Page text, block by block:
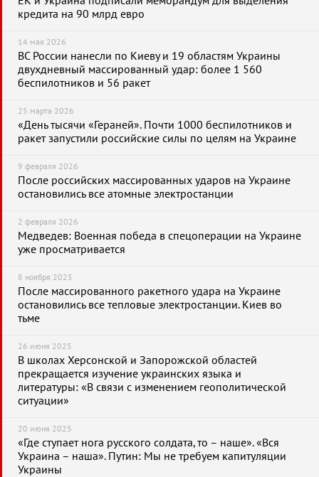
кредита на 90 млрд евро
14 мая 2026
ВС России нанесли по Киеву и 19 областям Украины
двухдневный массированный удар: более 1 560
беспилотников и 56 ракет
25 марта 2026
«День тысячи «Гераней». Почти 1000 беспилотников и
ракет запустили российские силы по целям на Украине
9 февраля 2026
После российских массированных ударов на Украине
остановились все атомные электростанции
2 февраля 2026
Медведев: Военная победа в спецоперации на Украине
уже просматривается
8 ноября 2025
После массированного ракетного удара на Украине
остановились все тепловые электростанции. Киев во
тьме
26 июня 2025
В школах Херсонской и Запорожской областей
прекращается изучение украинских языка и
литературы: «В связи с изменением геополитической
ситуации»
20 июня 2025
«Где ступает нога русского солдата, то – наше». «Вся
Украина – наша». Путин: Мы не требуем капитуляции
Украины